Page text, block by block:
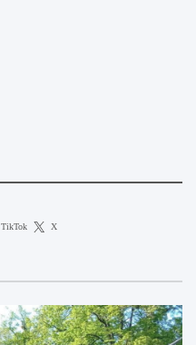
TikTok X